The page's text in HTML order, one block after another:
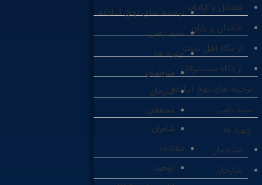
ترجمه های نهج البلاغه
سید رضی
چهره ها
مترجمان
شارحان
محققان
شاعران
مقالات
توحید
فضائل و کرامات
خاندان و یاران
از نگاه اهل سنت
از نگاه مستشرقان
ترجمه های نهج البلاغه
سید رضی
چهره ها
مترجمان
شارحان